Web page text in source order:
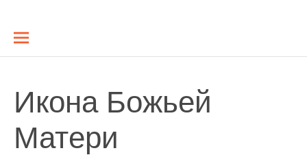
Икона Божьей
Матери